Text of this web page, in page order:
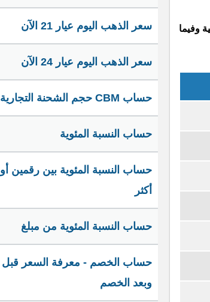
وفيما سعر الذهب اليوم عيار 21 الآن
سعر الذهب اليوم عيار 24 الآن
حساب CBM حجم الشحنة التجارية
حساب النسبة المئوية
حساب النسبة المئوية بين رقمين أو
أكثر
حساب النسبة المئوية من مبلغ
حساب الخصم - معرفة السعر قبل
وبعد الخصم